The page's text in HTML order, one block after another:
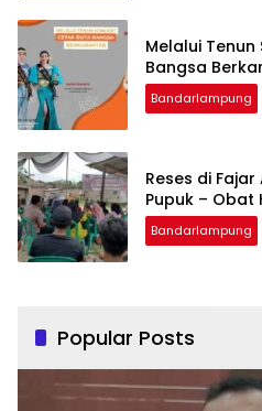
Melalui
Bangsa
Bandarlampung
Reses di
Pupuk – Obat
Bandarlampung
Popular Posts